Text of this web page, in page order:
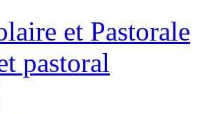
et Pastorale
pastoral